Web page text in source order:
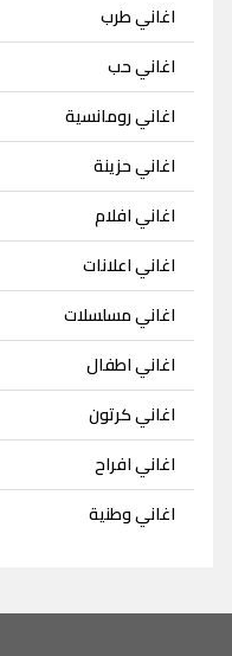
اغاني طرب
اغاني حب
اغاني رومانسية
اغاني حزينة
اغاني افلام
اغاني اعلانات
اغاني مسلسلات
اغاني اطفال
اغاني كرتون
اغاني افراح
اغاني وطنية